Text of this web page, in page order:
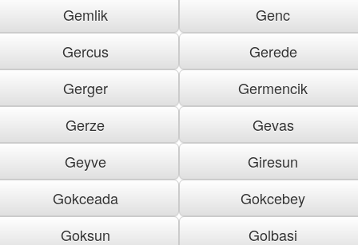
Gemlik
Genc
Gercus
Gerede
Gerger
Germencik
Gerze
Gevas
Geyve
Giresun
Gokceada
Gokcebey
Goksun
Golbasi